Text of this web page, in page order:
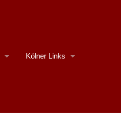
Kölner Links